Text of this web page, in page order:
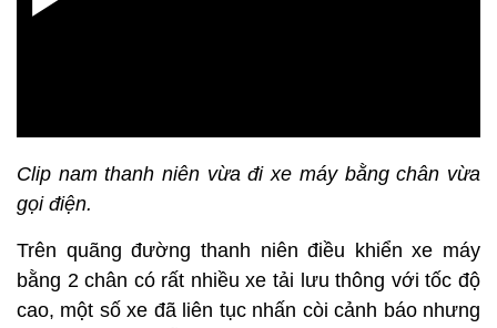
Clip nam thanh niên vừa đi xe máy bằng chân vừa
gọi điện.
Trên quãng đường thanh niên điều khiển xe máy
bằng 2 chân có rất nhiều xe tải lưu thông với tốc độ
cao, một số xe đã liên tục nhấn còi cảnh báo nhưng